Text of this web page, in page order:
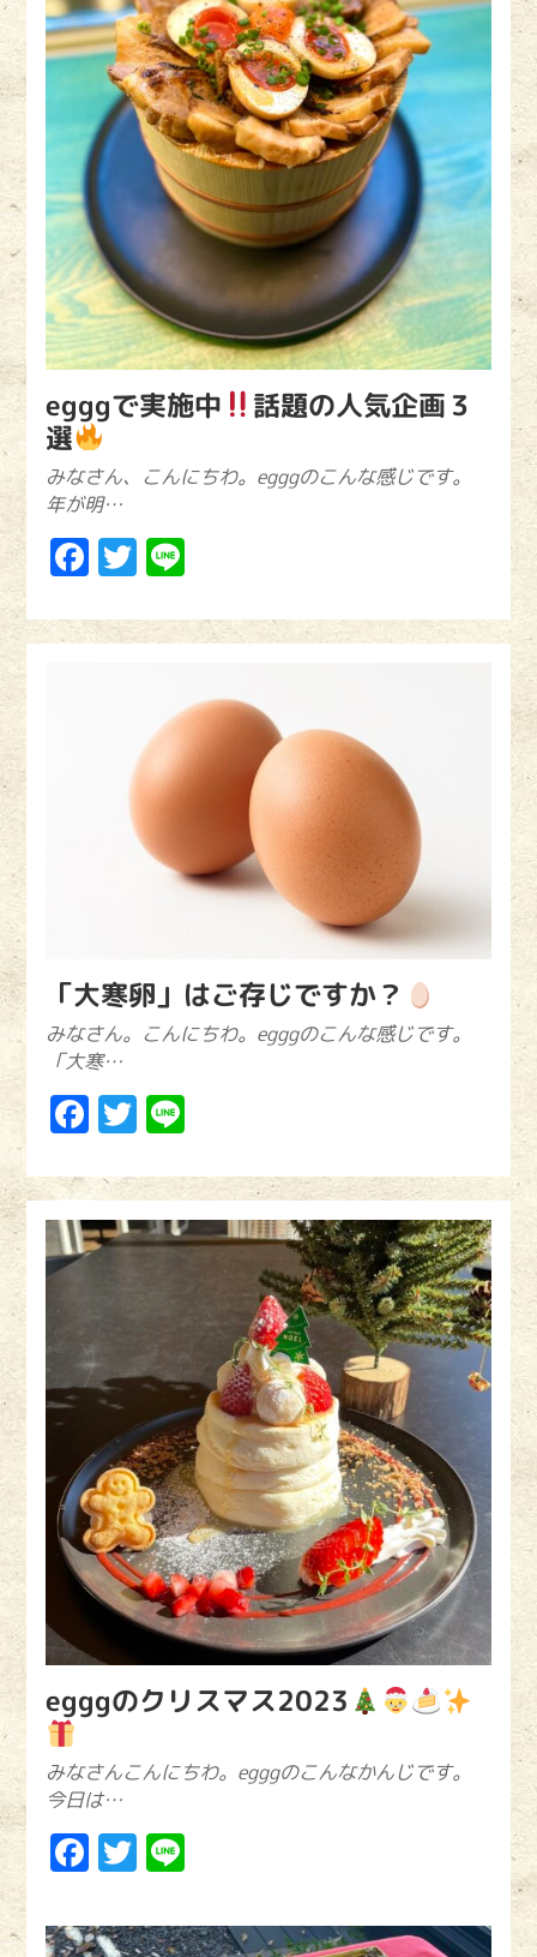
egggで実施中
話題の人気企画３
選
みなさん、こんにちわ。egggのこんな感じです。
年が明…
Facebook
Twitter
「大寒卵」はご存じですか？
みなさん。こんにちわ。egggのこんな感じです。
「大寒…
Facebook
Twitter
egggのクリスマス2023
みなさんこんにちわ。egggのこんなかんじです。
今日は…
Facebook
Twitter